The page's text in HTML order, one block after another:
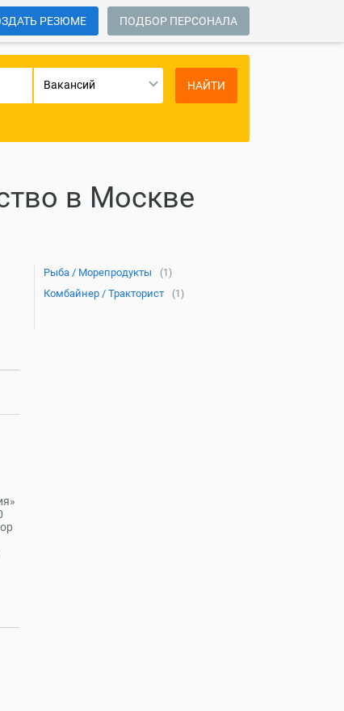
РЕЗЮМЕ ПОДБОР ПЕРСОНАЛА
Вакансий НАЙТИ
в Москве
Рыба / Морепродукты (1)
Комбайнер / Тракторист (1)